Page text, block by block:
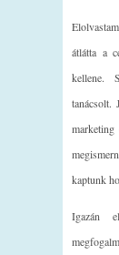
átlátta a
kellene.
tanácsolt.
marketing
kaptunk
Igazán